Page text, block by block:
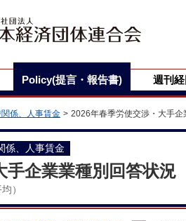
Policy(提言・報告書) 週刊
係、人事賃金 2026年春季労使交渉・大手企
係、人事賃金
手企業業種別回答状況
）